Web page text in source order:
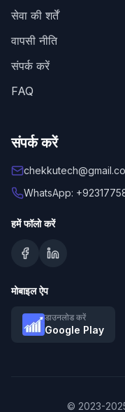
सेवा की शर्तें
वापसी नीति
संपर्क करें
FAQ
संपर्क करें
WhatsApp:
हमें फॉलो करें
मोबाइल ऐप
डाउनलोड करें
Google Play
© 2023-2025